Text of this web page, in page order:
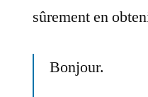
sûrement en
Bonjour.